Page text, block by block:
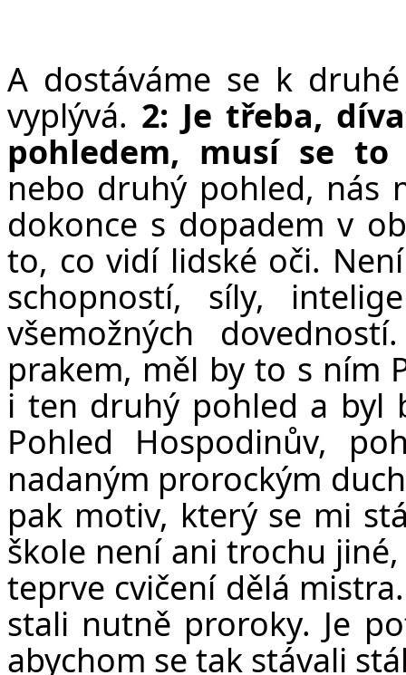
A dostáváme se k
vyplývá. 2: Je třeba,
pohledem, musí se to
nebo druhý pohled, nás
dokonce s dopadem v
to, co vidí lidské oči.
schopností, síly,
všemožných
prakem, měl by to s ním
i ten druhý pohled a byl
Pohled Hospodinův,
nadaným prorockým
pak motiv, který se mi
škole není ani trochu
teprve cvičení dělá
stali nutně proroky. Je
abychom se tak stávali